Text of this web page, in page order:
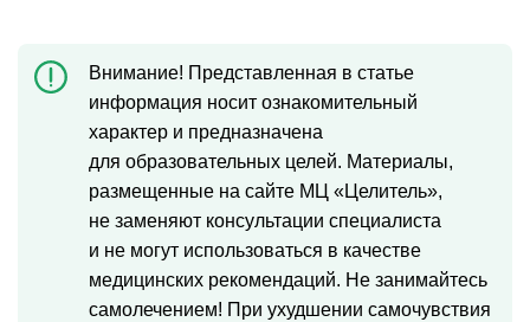
Внимание! Представленная в статье
информация носит ознакомительный
характер и предназначена
для образовательных целей. Материалы,
размещенные на сайте МЦ «Целитель»,
не заменяют консультации специалиста
и не могут использоваться в качестве
медицинских рекомендаций. Не занимайтесь
самолечением! При ухудшении самочувствия